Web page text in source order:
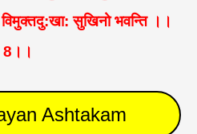
विमुक्तदु:खा: सुखिनो भवन्ति ।।
8।।
Ashtakam